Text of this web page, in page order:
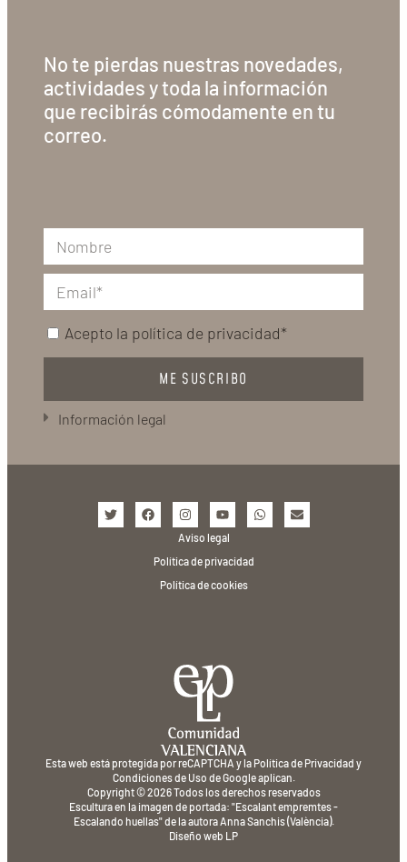
No te pierdas nuestras novedades,
actividades y toda la información
que recibirás cómodamente en tu
correo.
Acepto la política de privacidad*
ME SUSCRIBO
Información legal
Esta web está protegida por reCAPTCHA y la Política de Privacidad y
Condiciones de Uso de Google aplican.
Copyright © 2026 Todos los derechos reservados
Escultura en la imagen de portada: "Escalant empremtes -
Escalando huellas" de la autora Anna Sanchis (València).
Diseño web LP
Aviso legal
Política de privacidad
Política de cookies